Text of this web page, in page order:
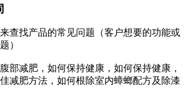
查找产品的常见问题（客户想要的功能或
）
部减肥，如何保持健康，如何保持健康，
减肥方法，如何根除室内蟑螂配方及除漆